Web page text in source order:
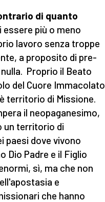
di quanto
essere più o meno
lavoro senza troppe
a proposito di pre-
Proprio il Beato
del Cuore Immacolato
territorio di Missione.
il neopaganesimo,
un territorio di
paesi dove vivono
Dio Padre e il Figlio
sì, ma che non
e
che hanno